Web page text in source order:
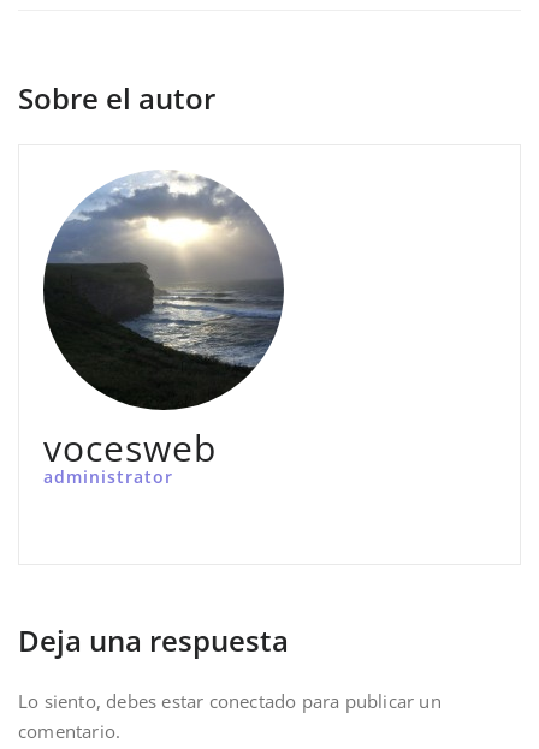
Sobre el autor
vocesweb
administrator
Deja una respuesta
Lo siento, debes estar conectado para publicar un
comentario.